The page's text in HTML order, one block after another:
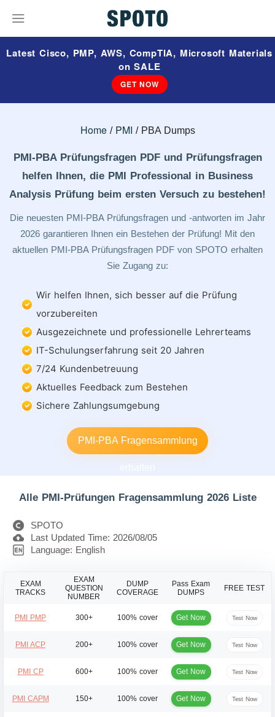
Latest Cisco, PMP, AWS, CompTIA, Microsoft Materials
on SALE
GET NOW
Home PMI PBA Dumps
PMI-PBA Prüfungsfragen PDF und Prüfungsfragen
helfen Ihnen, die PMI Professional in Business
Analysis Prüfung beim ersten Versuch zu bestehen!
Die neuesten PMI-PBA Prüfungsfragen und -antworten im Jahr
2026 garantieren Ihnen ein Bestehen der Prüfung! Mit den
aktuellen PMI-PBA Prüfungsfragen PDF von SPOTO erhalten
Sie Zugang zu:
Wir helfen Ihnen, sich besser auf die Prüfung
vorzubereiten
Ausgezeichnete und professionelle Lehrerteams
IT-Schulungserfahrung seit 20 Jahren
7/24 Kundenbetreuung
Aktuelles Feedback zum Bestehen
Sichere Zahlungsumgebung
PMI-PBA Fragensammlung
Alle PMI-Prüfungen Fragensammlung 2026 Liste
SPOTO
Last Updated Time: 2026/08/05
Language: English
EXAM
TRACKS
EXAM
QUESTION
NUMBER
DUMP
COVERAGE
Pass Exam
DUMPS
FREE TEST
PMI PMP 300+ 100% cover Get Now Test Now
PMI ACP 200+ 100% cover Get Now Test Now
PMI CP 600+ 100% cover Get Now Test Now
PMI CAPM 150+ 100% cover Get Now Test Now